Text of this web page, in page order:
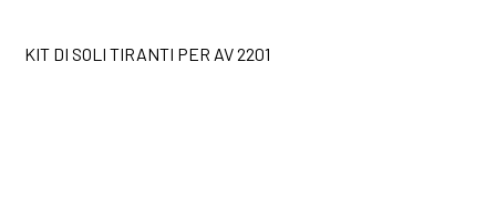
KIT DI SOLI TIRANTI PER AV 2201